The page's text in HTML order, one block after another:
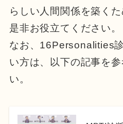
らしい人間関係を築くた
是非お役立てください。
なお、16Personalities
い方は、以下の記事を
い。